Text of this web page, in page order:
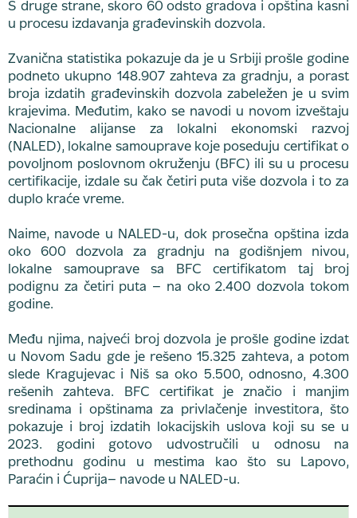
S druge strane, skoro 60 odsto gradova i opština kasni
u procesu izdavanja građevinskih dozvola.
Zvanična statistika pokazuje da je u Srbiji prošle godine
podneto ukupno 148.907 zahteva za gradnju, a porast
broja izdatih građevinskih dozvola zabeležen je u svim
krajevima. Međutim, kako se navodi u novom izveštaju
Nacionalne alijanse za lokalni ekonomski razvoj
(NALED), lokalne samouprave koje poseduju certifikat o
povoljnom poslovnom okruženju (BFC) ili su u procesu
certifikacije, izdale su čak četiri puta više dozvola i to za
duplo kraće vreme.
Naime, navode u NALED-u, dok prosečna opština izda
oko 600 dozvola za gradnju na godišnjem nivou,
lokalne samouprave sa BFC certifikatom taj broj
podignu za četiri puta – na oko 2.400 dozvola tokom
godine.
Među njima, najveći broj dozvola je prošle godine izdat
u Novom Sadu gde je rešeno 15.325 zahteva, a potom
slede Kragujevac i Niš sa oko 5.500, odnosno, 4.300
rešenih zahteva. BFC certifikat je značio i manjim
sredinama i opštinama za privlačenje investitora, što
pokazuje i broj izdatih lokacijskih uslova koji su se u
2023. godini gotovo udvostručili u odnosu na
prethodnu godinu u mestima kao što su Lapovo,
Paraćin i Ćuprija– navode u NALED-u.